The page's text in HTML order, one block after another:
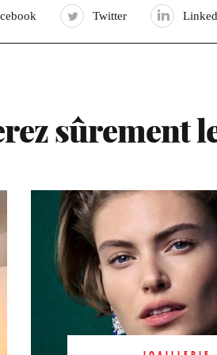
Twitter
sûrement
JOAILLERIE